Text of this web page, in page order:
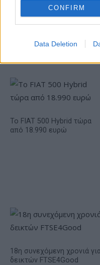
CONFIRM
Data Deletion
ενίσχυσης του Τύπου
Το FIAT 500 Hybrid τώρα
από 18.990 ευρώ
18η συνεχόμενη χρονιά
δεικτών FTSE4Good